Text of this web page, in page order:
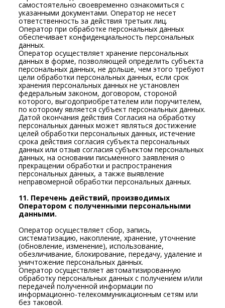
самостоятельно своевременно ознакомиться с
указанными документами. Оператор не несет
ответственность за действия третьих лиц.
Оператор при обработке персональных данных
обеспечивает конфиденциальность персональных
данных.
Оператор осуществляет хранение персональных
данных в форме, позволяющей определить субъекта
персональных данных, не дольше, чем этого требуют
цели обработки персональных данных, если срок
хранения персональных данных не установлен
федеральным законом, договором, стороной
которого, выгодоприобретателем или поручителем,
по которому является субъект персональных данных.
Датой окончания действия Согласия на обработку
персональных данных может являться достижение
целей обработки персональных данных, истечение
срока действия согласия субъекта персональных
данных или отзыв согласия субъектом персональных
данных, на основании письменного заявления о
прекращении обработки и распространения
персональных данных, а также выявление
неправомерной обработки персональных данных.
11. Перечень действий, производимых
Оператором с полученными персональными
данными.
Оператор осуществляет сбор, запись,
систематизацию, накопление, хранение, уточнение
(обновление, изменение), использование,
обезличивание, блокирование, передачу, удаление и
уничтожение персональных данных.
Оператор осуществляет автоматизированную
обработку персональных данных с получением и/или
передачей полученной информации по
информационно-телекоммуникационным сетям или
без таковой.